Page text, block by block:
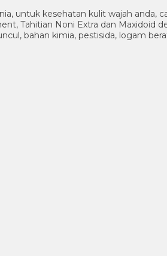
untuk kesehatan kulit wajah anda,
Tahitian Noni Extra dan Maxidoid
bahan kimia, pestisida, logam